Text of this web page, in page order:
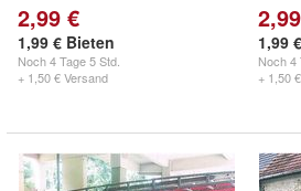
2,99 €
1,99 € Bieten
Noch4 Tage 5 Std.
+ 1,50 € Versand
1,99
Noch4
+ 1,50